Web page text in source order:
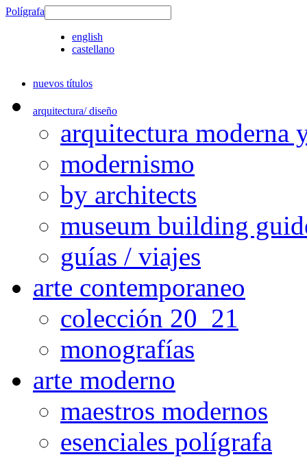
Polígrafa
english
castellano
nuevos títulos
arquitectura/ diseño
arquitectura moderna
modernismo
by architects
museum building
guías / viajes
arte contemporaneo
colección 20_21
monografías
arte moderno
maestros modernos
esenciales polígrafa